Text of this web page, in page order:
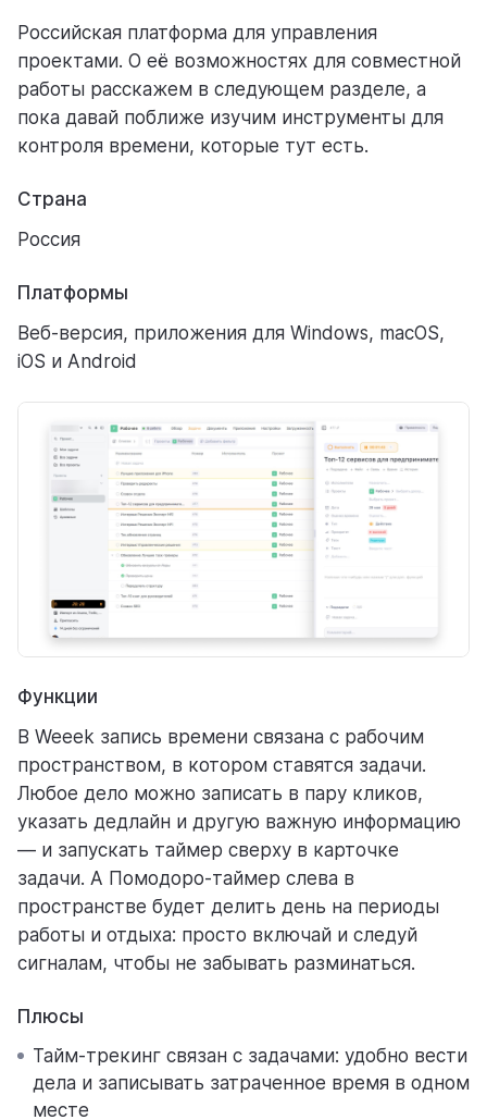
Российская платформа для управления
проектами. О её возможностях для совместной
работы расскажем в следующем разделе, а
пока давай поближе изучим инструменты для
контроля времени, которые тут есть.
Страна
Россия
Платформы
Веб-версия, приложения для Windows, macOS,
iOS и Android
Функции
В Weeek запись времени связана с рабочим
пространством, в котором ставятся задачи.
Любое дело можно записать в пару кликов,
указать дедлайн и другую важную информацию
— и запускать таймер сверху в карточке
задачи. А Помодоро-таймер слева в
пространстве будет делить день на периоды
работы и отдыха: просто включай и следуй
сигналам, чтобы не забывать разминаться.
Плюсы
Тайм-трекинг связан с задачами: удобно вести
дела и записывать затраченное время в одном
месте